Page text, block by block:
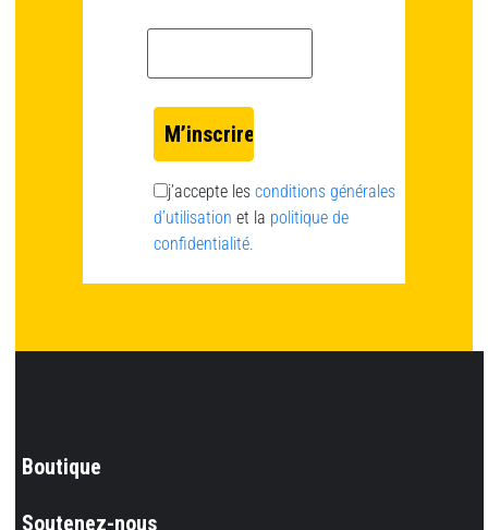
j’accepte les conditions générales
d’utilisation et la politique de
confidentialité.
Boutique
Soutenez-nous